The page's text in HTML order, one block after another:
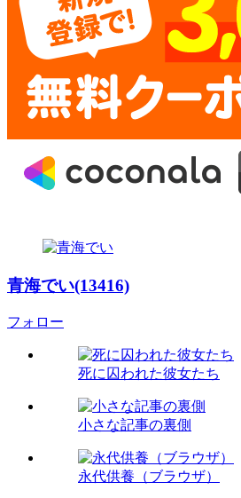
青海でい(13416)
フォロー
死に囚われた彼女たち
小さな記事の裏側
永代供養（ブラウザ）